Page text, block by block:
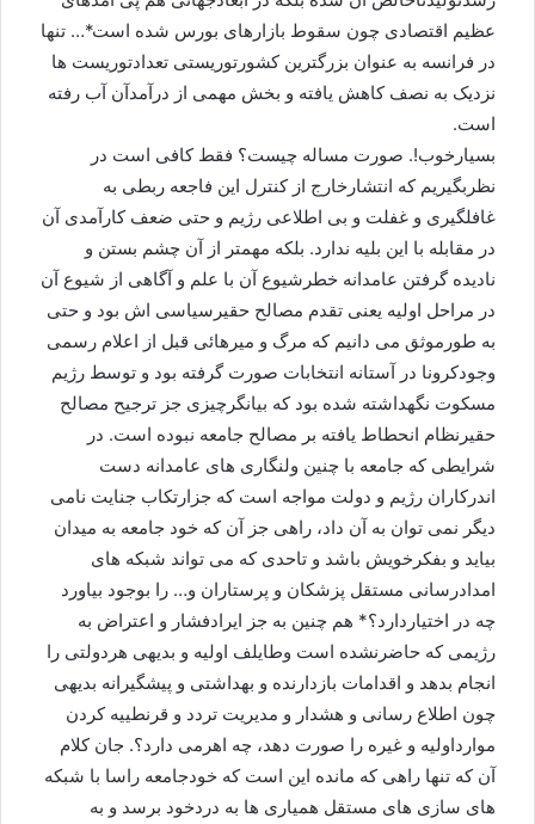
عظیم اقتصادی چون سقوط بازارهای بورس شده است*… تنها
در فرانسه به عنوان بزرگترین کشورتوریستی تعدادتوریست ها
نزدیک به نصف کاهش یافته و بخش مهمی از درآمدآن آب رفته
است.
بسیارخوب!. صورت مساله چیست؟ فقط کافی است در
نظربگیریم که انتشارخارج از کنترل این فاجعه ربطی به
غافلگیری و غفلت و بی اطلاعی رژیم و حتی ضعف کارآمدی آن
در مقابله با این بلیه ندارد. بلکه مهمتر از آن چشم بستن و
نادیده گرفتن عامدانه خطرشیوع آن با علم و آگاهی از شیوع آن
در مراحل اولیه یعنی تقدم مصالح حقیرسیاسی اش بود و حتی
به طورموثق می دانیم که مرگ و میرهائی قبل از اعلام رسمی
وجودکرونا در آستانه انتخابات صورت گرفته بود و توسط رژیم
مسکوت نگهداشته شده بود که بیانگرچیزی جز ترجیح مصالح
حقیرنظام انحطاط یافته بر مصالح جامعه نبوده است. در
شرایطی که جامعه با چنین ولنگاری های عامدانه دست
اندرکاران رژیم و دولت مواجه است که جزارتکاب جنایت نامی
دیگر نمی توان به آن داد، راهی جز آن که خود جامعه به میدان
بیاید و بفکرخویش باشد و تاحدی که می تواند شبکه های
امدادرسانی مستقل پزشکان و پرستاران و… را بوجود بیاورد
چه در اختیاردارد؟* هم چنین به جز ایرادفشار و اعتراض به
رژیمی که حاضرنشده است وطایلف اولیه و بدیهی هردولتی را
انجام بدهد و اقدامات بازدارنده و بهداشتی و پیشگیرانه بدیهی
چون اطلاع رسانی و هشدار و مدیریت تردد و قرنطییه کردن
موارداولیه و غیره را صورت دهد،‌ چه اهرمی دارد؟. جان کلام
آن که تنها راهی که مانده این است که خودجامعه راسا با شبکه
های سازی های مستقل همیاری ها به دردخود برسد و به